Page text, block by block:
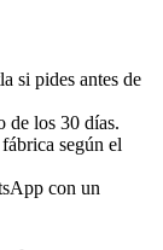
si pides antes de
de los 30 días.
según el
con un